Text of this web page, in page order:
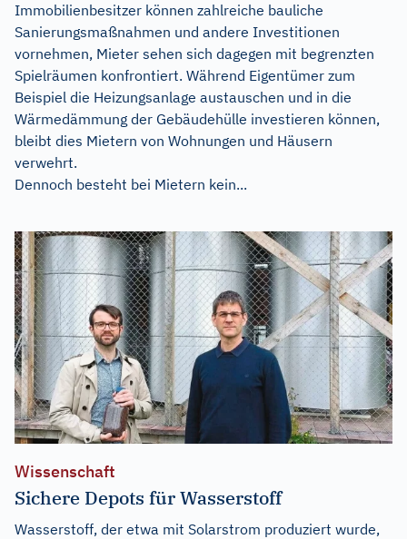
Immobilienbesitzer können zahlreiche bauliche
Sanierungsmaßnahmen und andere Investitionen
vornehmen, Mieter sehen sich dagegen mit begrenzten
Spielräumen konfrontiert. Während Eigentümer zum
Beispiel die Heizungsanlage austauschen und in die
Wärmedämmung der Gebäudehülle investieren können,
bleibt dies Mietern von Wohnungen und Häusern
verwehrt.
Dennoch besteht bei Mietern kein...
Wissenschaft
Sichere Depots für Wasserstoff
Wasserstoff, der etwa mit Solarstrom produziert wurde,